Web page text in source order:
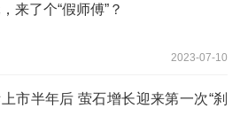
来了个“假师傅”？
2023-07-10
市半年后 萤石增长迎来第一次“刹